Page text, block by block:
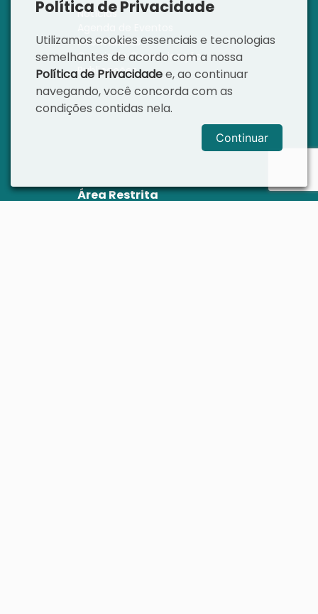
Notícias
Informativos
Canais de Comunicação
Publicações
Área Restrita
Política de Privacidade
Utilizamos cookies essenciais e tecnologias
semelhantes de acordo com a nossa
Política de Privacidadee, ao continuar
navegando, você concorda com as
condições contidas nela.
Continuar